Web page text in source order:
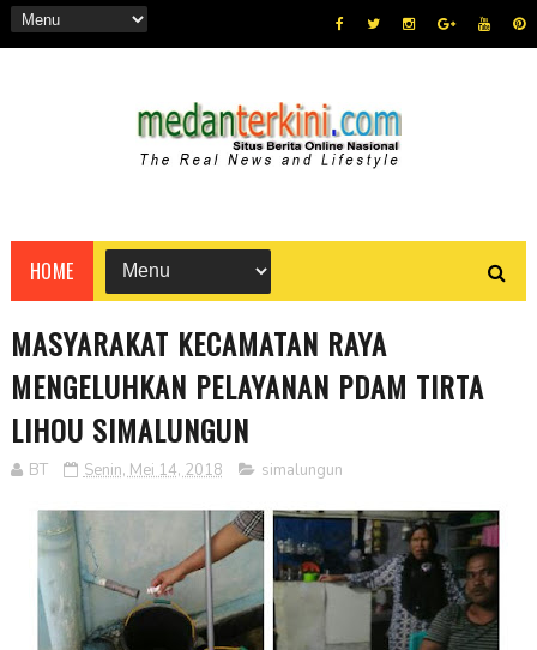
HOME
MASYARAKAT KECAMATAN RAYA
MENGELUHKAN PELAYANAN PDAM TIRTA
LIHOU SIMALUNGUN
BT Senin, Mei 14, 2018 simalungun